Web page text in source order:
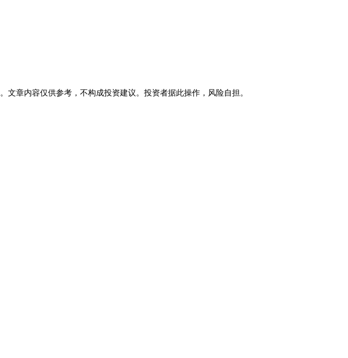
章内容仅供参考，不构成投资建议。投资者据此操作，风险自担。